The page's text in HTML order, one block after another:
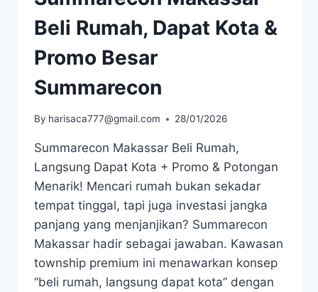
Beli Rumah, Dapat Kota &
Promo Besar
Summarecon
By harisaca777@gmail.com 28/01/2026
Summarecon Makassar Beli Rumah,
Langsung Dapat Kota + Promo & Potongan
Menarik! Mencari rumah bukan sekadar
tempat tinggal, tapi juga investasi jangka
panjang yang menjanjikan? Summarecon
Makassar hadir sebagai jawaban. Kawasan
township premium ini menawarkan konsep
“beli rumah, langsung dapat kota” dengan